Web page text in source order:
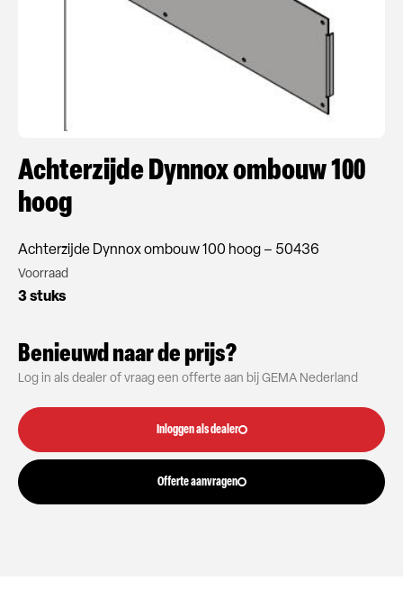
Achterzijde Dynnox ombouw 100
hoog
Achterzijde Dynnox ombouw 100 hoog – 50436
Voorraad
3 stuks
Benieuwd naar de prijs?
Log in als dealer of vraag een offerte aan bij GEMA Nederland
Inloggen als dealer
Offerte aanvragen